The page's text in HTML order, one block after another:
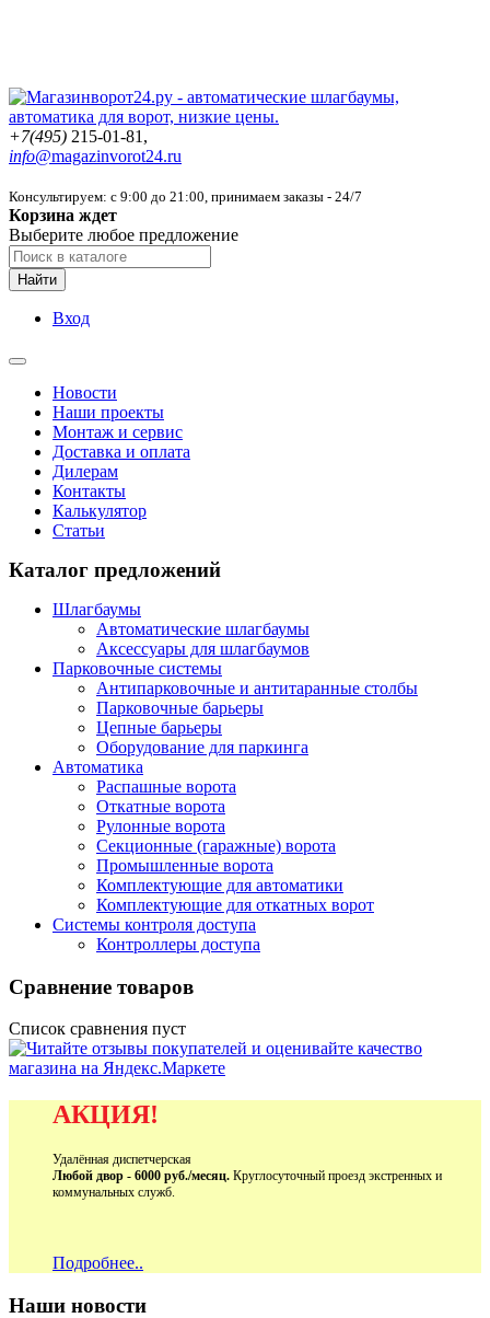
+7(495) 215-01-81,
info@magazinvorot24.ru
Консультируем: с 9:00 до 21:00, принимаем заказы - 24/7
Корзина ждет
Выберите любое предложение
Найти
Вход
Новости
Наши проекты
Монтаж и сервис
Доставка и оплата
Дилерам
Контакты
Калькулятор
Статьи
Каталог предложений
Шлагбаумы
Автоматические шлагбаумы
Аксессуары для шлагбаумов
Парковочные системы
Антипарковочные и антитаранные столбы
Парковочные барьеры
Цепные барьеры
Оборудование для паркинга
Автоматика
Распашные ворота
Откатные ворота
Рулонные ворота
Секционные (гаражные) ворота
Промышленные ворота
Комплектующие для автоматики
Комплектующие для откатных ворот
Системы контроля доступа
Контроллеры доступа
Сравнение товаров
Список сравнения пуст
АКЦИЯ!
Удалённая диспетчерская
Любой двор - 6000 руб./месяц. Круглосуточный проезд экстренных и
коммунальных служб.
Подробнее..
Наши новости